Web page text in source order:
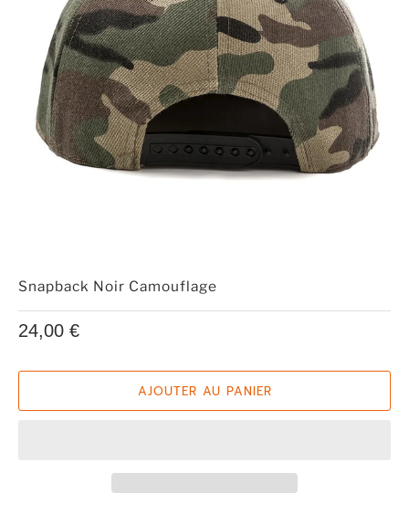
Snapback Noir Camouflage
24,00 €
AJOUTER AU PANIER